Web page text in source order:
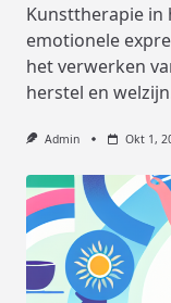
Kunsttherapie
emotionele
het verwerken
herstel en
Admin Okt 1,